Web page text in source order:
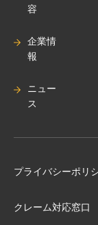
容
企業情
報
ニュー
ス
プライバシーポリ
クレーム対応窓口